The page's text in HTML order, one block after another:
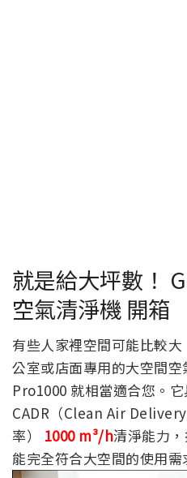
就是給大坪數！
空氣清淨機 開箱
有些人家裡空間可能比較
公室或店面專用的大空間空
Pro1000 就相當適合您。
CADR（Clean Air
率） 1000 m³/h清淨能力，
能完全符合大空間的使用需